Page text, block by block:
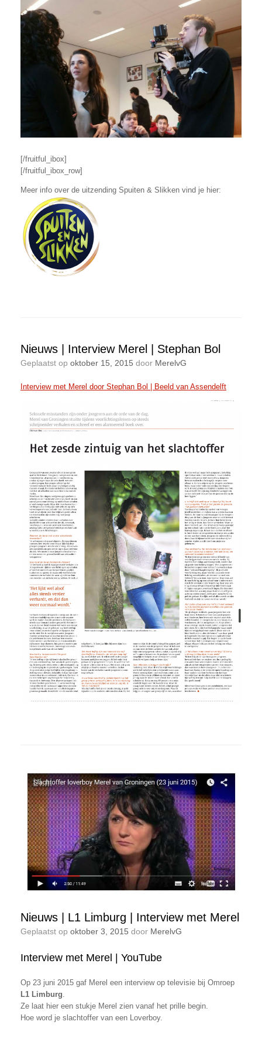
[/fruitful_ibox]
[/fruitful_ibox_row]
Meer info over de uitzending Spuiten & Slikken vind je hier:
Nieuws | Interview Merel | Stephan Bol
Geplaatst op oktober 15, 2015 door MerelvG
Interview met Merel door Stephan Bol | Beeld van Assendelft
Nieuws | L1 Limburg | Interview met Merel
Geplaatst op oktober 3, 2015 door MerelvG
Interview met Merel | YouTube
Op 23 juni 2015 gaf Merel een interview op televisie bij Omroep
L1 Limburg.
Ze laat hier een stukje Merel zien vanaf het prille begin.
Hoe word je slachtoffer van een Loverboy.